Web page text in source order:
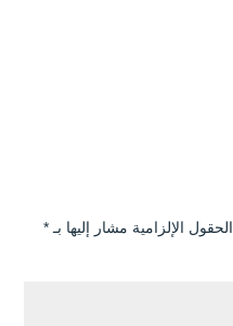
الحقول الإلزامية مشار إليها بـ *